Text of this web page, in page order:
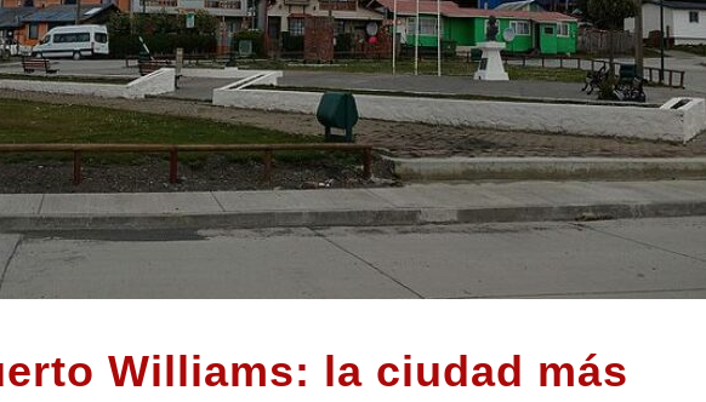
Williams: la ciudad más